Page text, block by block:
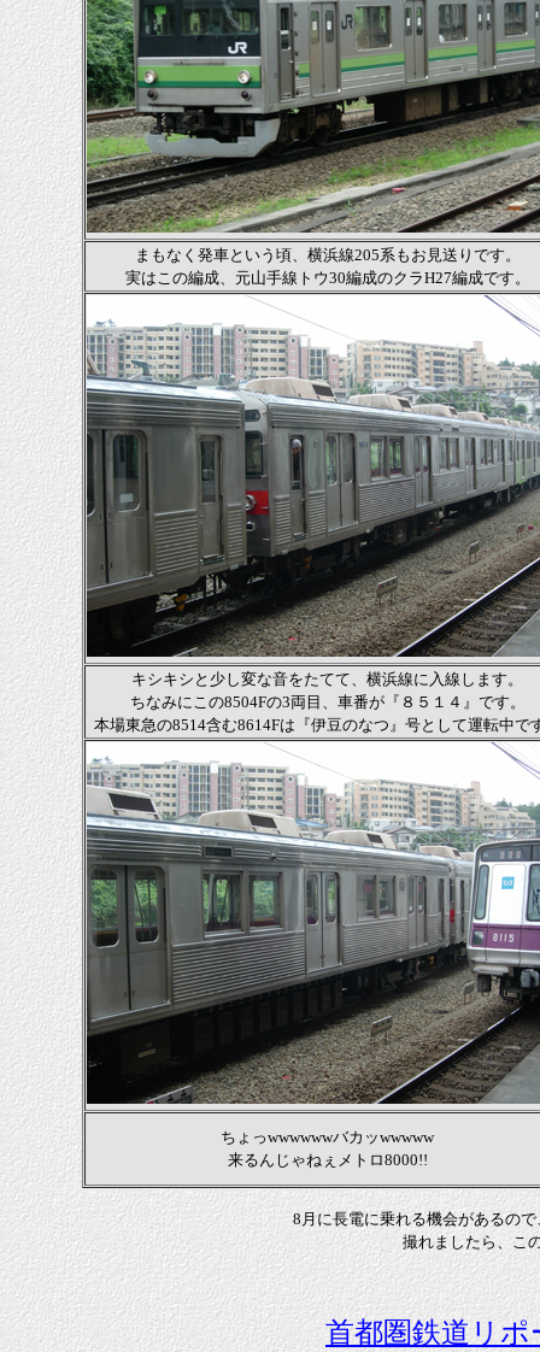
まもなく発車という頃、横浜線205系もお見送りです。
実はこの編成、元山手線トウ30編成のクラH27編成です。
キシキシと少し変な音をたてて、横浜線に入線します。
ちなみにこの8504Fの3両目、車番が『８５１４』です。
本場東急の8514含む8614Fは『伊豆のなつ』号として運転中で
ちょっwwwwwwバカッwwwww
来るんじゃねぇメトロ8000!!
8月に長電に乗れる機会があるの
撮れましたら、こ
首都圏鉄道リポ